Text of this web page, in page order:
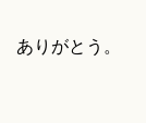
ありがとう。